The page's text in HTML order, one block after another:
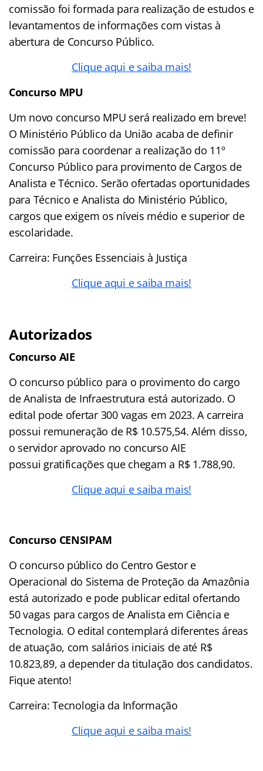
comissão foi formada para realização de estudos e
levantamentos de informações com vistas à
abertura de Concurso Público.
Clique aqui e saiba mais!
Concurso MPU
Um novo concurso MPU será realizado em breve!
O Ministério Público da União acaba de definir
comissão para coordenar a realização do 11º
Concurso Público para provimento de Cargos de
Analista e Técnico. Serão ofertadas oportunidades
para Técnico e Analista do Ministério Público,
cargos que exigem os níveis médio e superior de
escolaridade.
Carreira: Funções Essenciais à Justiça
Clique aqui e saiba mais!
Autorizados
Concurso AIE
O concurso público para o provimento do cargo
de Analista de Infraestrutura está autorizado. O
edital pode ofertar 300 vagas em 2023. A carreira
possui remuneração de R$ 10.575,54. Além disso,
o servidor aprovado no concurso AIE
possui gratificações que chegam a R$ 1.788,90.
Clique aqui e saiba mais!
Concurso CENSIPAM
O concurso público do Centro Gestor e
Operacional do Sistema de Proteção da Amazônia
está autorizado e pode publicar edital ofertando
50 vagas para cargos de Analista em Ciência e
Tecnologia. O edital contemplará diferentes áreas
de atuação, com salários iniciais de até R$
10.823,89, a depender da titulação dos candidatos.
Fique atento!
Carreira: Tecnologia da Informação
Clique aqui e saiba mais!